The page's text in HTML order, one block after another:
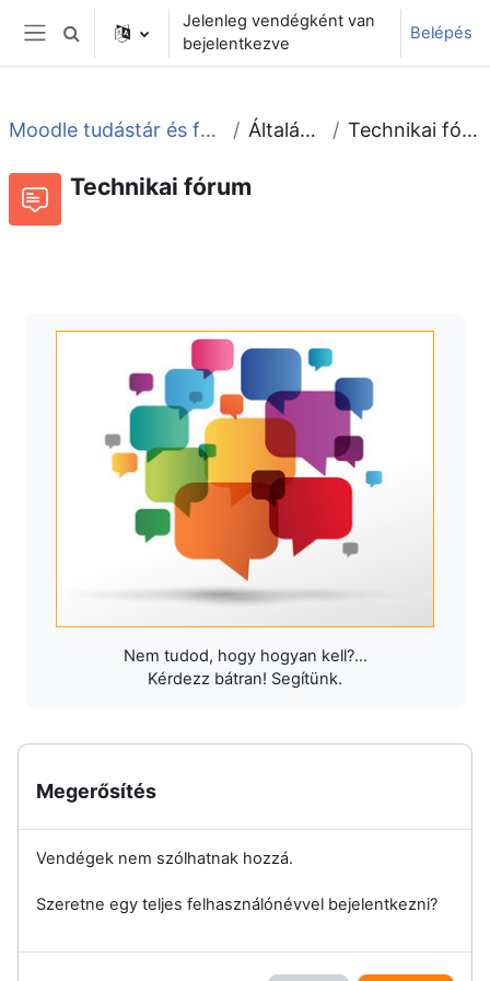
Tovább a fő tartalomhoz
Oldalpanel
Keresési bemeneti adatok váltása
Jelenleg vendégként van
bejelentkezve
Belépés
Moodle tudástár és fórum Általános Technikai fórum
Technikai fórum
Nem tudod, hogy hogyan kell?...
Kérdezz bátran! Segítünk.
Megerősítés
Vendégek nem szólhatnak hozzá.
Szeretne egy teljes felhasználónévvel bejelentkezni?